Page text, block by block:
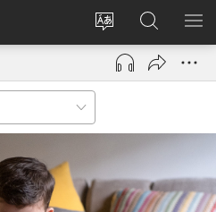
የድረ
ገጹን
ቋንቋ
ግባ
(አዲስ
ዊንዶው
JW.ORG
ላይ
መፈለጊያ